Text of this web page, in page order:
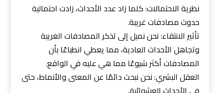
نظرية الاحتمالات: كلما زاد عدد الأحداث، زادت احتمالية
حدوث مصادفات غريبة.
تأثير الانتقاء: نحن نميل إلى تذكر المصادفات الغريبة
وتجاهل الأحداث العادية، مما يعطي انطباعًا بأن
المصادفات أكثر شيوعًا مما هي عليه في الواقع.
العقل البشري: نحن نبحث دائمًا عن المعنى والأنماط، حتى